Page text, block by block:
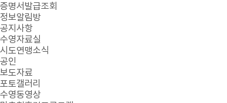
증명서발급조회
정보알림방
공지사항
수영자료실
시도연맹소식
공인
보도자료
포토갤러리
수영동영상